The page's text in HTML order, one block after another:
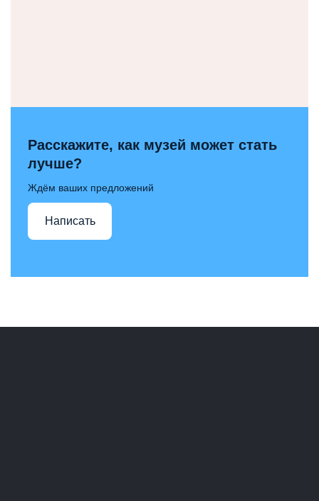
Расскажите, как музей может стать
лучше?
Ждём ваших предложений
Написать